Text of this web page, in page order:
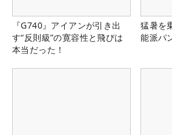
『G740』アイアンが引き出
す“反則級”の寛容性と飛びは
本当だった！
猛暑を
能派パ